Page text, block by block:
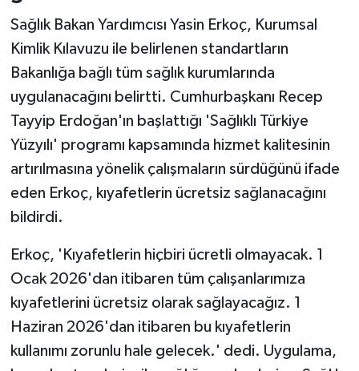
Sağlık Bakan Yardımcısı Yasin Erkoç, Kurumsal
Kimlik Kılavuzu ile belirlenen standartların
Bakanlığa bağlı tüm sağlık kurumlarında
uygulanacağını belirtti. Cumhurbaşkanı Recep
Tayyip Erdoğan'ın başlattığı 'Sağlıklı Türkiye
Yüzyılı' programı kapsamında hizmet kalitesinin
artırılmasına yönelik çalışmaların sürdüğünü ifade
eden Erkoç, kıyafetlerin ücretsiz sağlanacağını
bildirdi.
Erkoç, 'Kıyafetlerin hiçbiri ücretli olmayacak. 1
Ocak 2026'dan itibaren tüm çalışanlarımıza
kıyafetlerini ücretsiz olarak sağlayacağız. 1
Haziran 2026'dan itibaren bu kıyafetlerin
kullanımı zorunlu hale gelecek.' dedi. Uygulama,